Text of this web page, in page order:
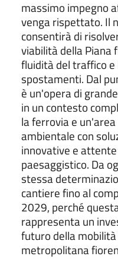
massimo impegno
venga rispettato. Il
consentirà di
viabilità della Piana
fluidità del traffico e
spostamenti. Dal
è un'opera di
in un contesto
la ferrovia e
ambientale con
innovative e
paesaggistico. Da
stessa
cantiere fino al
2029, perché
rappresenta un
futuro della
metropolitana